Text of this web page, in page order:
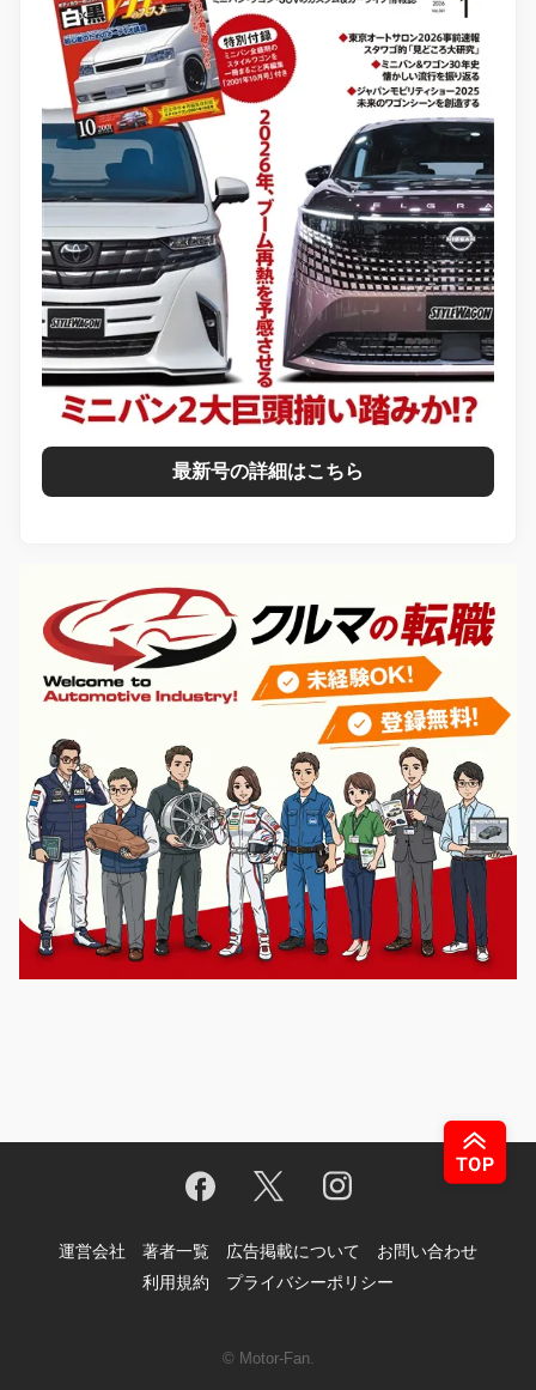
最新号の詳細はこちら
運営会社 著者一覧 広告掲載について
お問い合わせ
利用規約
プライバシーポリシー
© Motor-Fan.